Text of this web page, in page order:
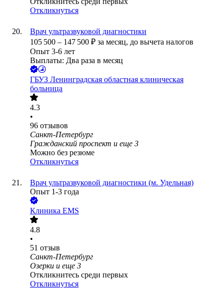
Откликнуться
Врач ультразвуковой диагностики
105 500 – 147 500 ₽ за месяц, до вычета налогов
Опыт 3-6 лет
Выплаты: Два раза в месяц
ГБУЗ Ленинградская областная клиническая
больница
4.3
•
96 отзывов
Санкт-Петербург
Гражданский проспект и еще 3
Можно без резюме
Откликнуться
Врач ультразвуковой диагностики (м. Удельная)
Опыт 1-3 года
Клиника EMS
4.8
•
51 отзыв
Санкт-Петербург
Озерки и еще 3
Откликнитесь среди первых
Откликнуться